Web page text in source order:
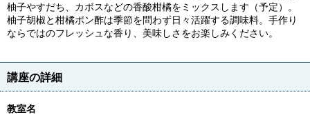
柚子やすだち、カボスなどの香酸柑橘をミックスします（予定）。
柚子胡椒と柑橘ポン酢は季節を問わず日々活躍する調味料。手作り
ならではのフレッシュな香り、美味しさをお楽しみください。
講座の詳細
教室名